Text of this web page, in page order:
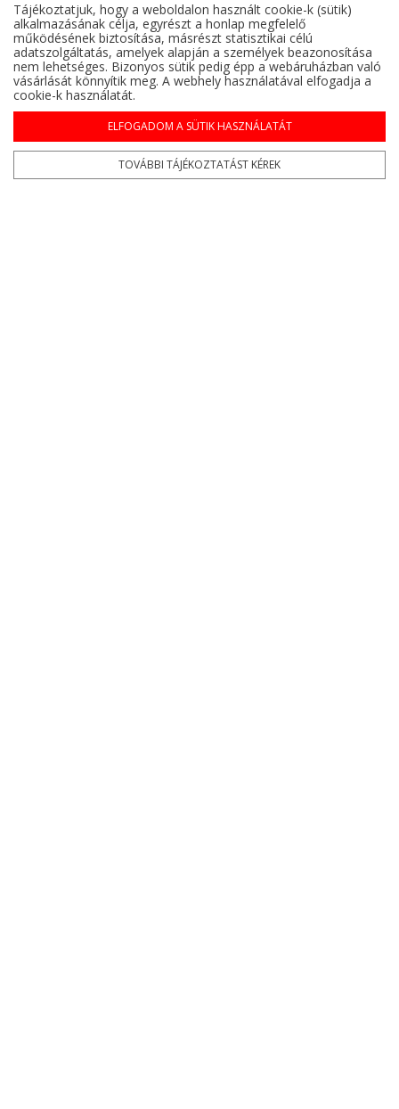
Leaflet| ©OpenStreetMapcontributors ©
Kövess minket a közösségi
Tájékoztatjuk, hogy a weboldalon használt cookie-k (sütik)
alkalmazásának célja, egyrészt a honlap megfelelő
működésének biztosítása, másrészt statisztikai célú
adatszolgáltatás, amelyek alapján a személyek beazonosítása
nem lehetséges. Bizonyos sütik pedig épp a webáruházban való
vásárlását könnyítik meg. A webhely használatával elfogadja a
cookie-k használatát.
ELFOGADOM A SÜTIK HASZNÁLATÁT
TOVÁBBI TÁJÉKOZTATÁST KÉREK